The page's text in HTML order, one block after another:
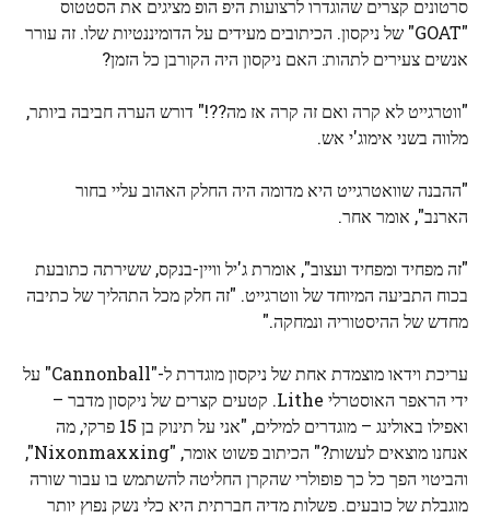
סרטונים קצרים שהוגדרו לרצועות היפ הופ מציגים את הסטטוס
"GOAT" של ניקסון. הכיתובים מעידים על הדומיננטיות שלו. זה עורר
אנשים צעירים לתהות: האם ניקסון היה הקורבן כל הזמן?
"ווטרגייט לא קרה ואם זה קרה אז מה??!" דורש הערה חביבה ביותר,
מלווה בשני אימוג'י אש.
"ההבנה שוואטרגייט היא מדומה היה החלק האהוב עליי בחור
הארנב", אומר אחר.
"זה מפחיד ומפחיד ועצוב", אומרת ג'יל וויין-בנקס, ששירתה כתובעת
בכוח התביעה המיוחד של ווטרגייט. "זה חלק מכל התהליך של כתיבה
מחדש של ההיסטוריה ונמחקה."
עריכת וידאו מוצמדת אחת של ניקסון מוגדרת ל-"Cannonball" על
ידי הראפר האוסטרלי Lithe. קטעים קצרים של ניקסון מדבר –
ואפילו באולינג – מוגדרים למילים, "אני על תינוק בן 15 פרקי, מה
אנחנו מוצאים לעשות?" הכיתוב פשוט אומר, "Nixonmaxxing",
והביטוי הפך כל כך פופולרי שהקרן החליטה להשתמש בו עבור שורה
מוגבלת של כובעים. פשלות מדיה חברתית היא כלי נשק נפוץ יותר